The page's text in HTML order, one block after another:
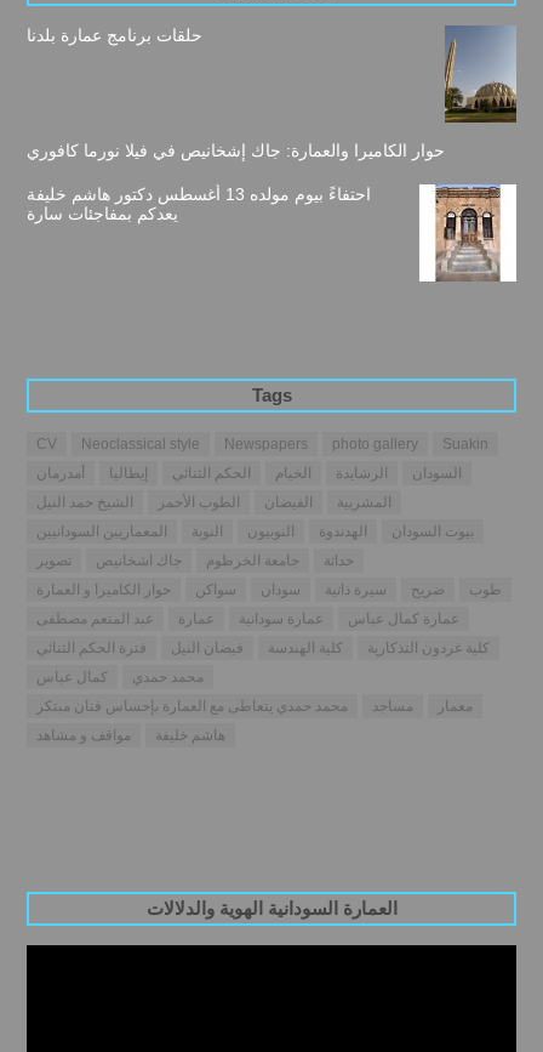
حلقات برنامج عمارة بلدنا
حوار الكاميرا والعمارة: جاك إشخانيص في فيلا نورما كافوري
احتفاءً بيوم مولده 13 أغسطس دكتور هاشم خليفة
يعدكم بمفاجئات سارة
Tags
CV Neoclassical style Newspapers photo gallery
Suakin
أمدرمان
إيطاليا الحكم الثنائي الخيام الرشايدة
السودان
الشيخ حمد النيل
الطوب الأحمر الفيضان
المشربية
المعماريين السودانيين
النوبة النوبيون الهدندوة
بيوت السودان
تصوير
جاك اشخانيص جامعة الخرطوم
حداثة
حوار الكاميرا و العمارة
سواكن سودان سيرة ذاتية ضريح
طوب
عبد المنعم مصطفى
عمارة عمارة سودانية
عمارة كمال عباس
فترة الحكم الثنائي
فيضان النيل كلية الهندسة
كلية غردون التذكارية
كمال عباس
محمد حمدي
محمد حمدي يتعاطى مع العمارة بإحساس فنان مبتكر
مساجد
معمار
مواقف و مشاهد
هاشم خليفة
العمارة السودانية الهوية والدلالات